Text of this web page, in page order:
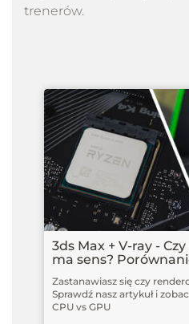
wnetrze-03
00.00 - Aktualizacja -
1 min 33 s
00.01 - Aktualizacja - V-
17 min 8 s
00.02 - Aktualizacja -
12 min 30 s
trenerów.
3ds Max + V-ray -
ma sens?
Zastanawiasz się czy
Sprawdź nasz artykuł i
CPU vs GPU